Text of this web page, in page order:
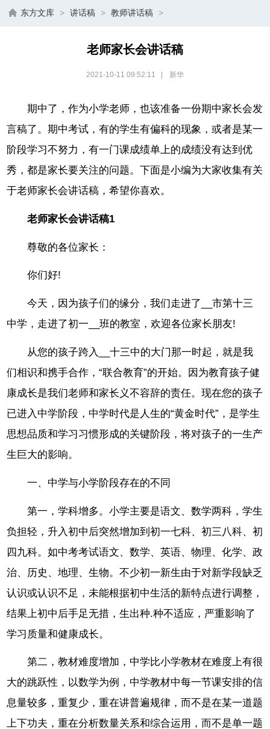
东方文库 > 讲话稿 > 教师讲话稿 >
老师家长会讲话稿
2021-10-11 09:52:11 新华
期中了，作为小学老师，也该准备一份期中家长会发
言稿了。期中考试，有的学生有偏科的现象，或者是某一
阶段学习不努力，有一门课成绩单上的成绩没有达到优
秀，都是家长要关注的问题。下面是小编为大家收集有关
于老师家长会讲话稿，希望你喜欢。
老师家长会讲话稿1
尊敬的各位家长：
你们好!
今天，因为孩子们的缘分，我们走进了__市第十三
中学，走进了初一__班的教室，欢迎各位家长朋友!
从您的孩子跨入__十三中的大门那一时起，就是我
们相识和携手合作，“联合教育”的开始。因为教育孩子健
康成长是我们老师和家长义不容辞的责任。现在您的孩子
已进入中学阶段，中学时代是人生的“黄金时代”，是学生
思想品质和学习习惯形成的关键阶段，将对孩子的一生产
生巨大的影响。
一、中学与小学阶段存在的不同
第一，学科增多。小学主要是语文、数学两科，学生
负担轻，升入初中后突然增加到初一七科、初三八科、初
四九科。如中考考试语文、数学、英语、物理、化学、政
治、历史、地理、生物。不少初一新生由于对新学段缺乏
认识或认识不足，未能根据初中生活的新特点进行调整，
结果上初中后手足无措，生出种.种不适应，严重影响了
学习质量和健康成长。
第二，教材难度增加，中学比小学教材在难度上有很
大的跳跃性，以数学为例，中学教材中每一节课安排的信
息量较多，重复少，重在讲普遍规律，而不是在某一道题
上下功夫，重在分析数量关系和综合运用，而不是单一题